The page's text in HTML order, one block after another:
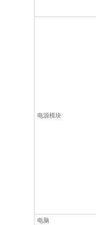
电源模块
电脑